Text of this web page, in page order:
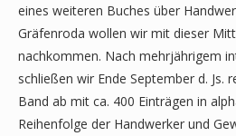
eines weiteren Buches über
Gräfenroda wollen wir mit dieser
nachkommen. Nach mehrjährigem
schließen wir Ende September d. Js.
Band ab mit ca. 400 Einträgen in
Reihenfolge der Handwerker und